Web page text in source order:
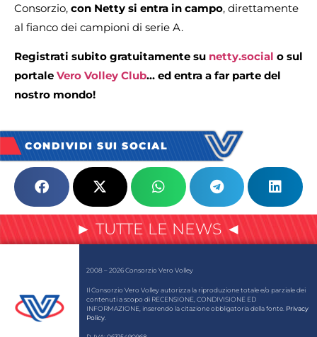
Consorzio, con Netty si entra in campo, direttamente
al fianco dei campioni di serie A.
Registrati subito gratuitamente su netty.social o sul
portale Vero Volley Club… ed entra a far parte del
nostro mondo!
CONDIVIDI SUI SOCIAL
► TUTTE LE NEWS ◄
2008 – 2026 Consorzio Vero Volley
Il Consorzio Vero Volley autorizza la riproduzione totale e/o parziale dei
contenuti a scopo di RECENSIONE, CONDIVISIONE ED
INFORMAZIONE, inserendo la citazione obbligatoria della fonte. Privacy
Policy